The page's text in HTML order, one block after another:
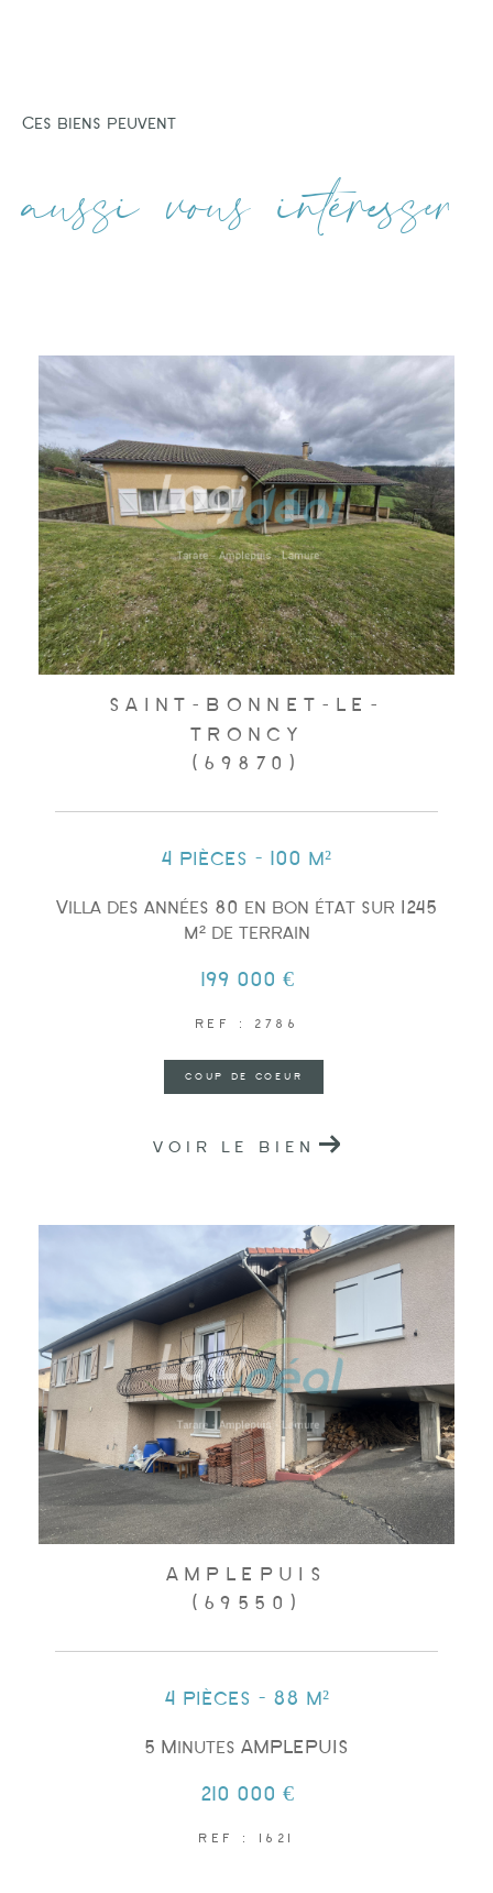
Ces biens peuvent
aussi vous intéresser
SAINT-BONNET-LE-
TRONCY
(69870)
4 pièces - 100 m²
Villa des années 80 en bon état sur 1245
m² de terrain
199 000 €
REF : 2786
COUP DE COEUR
VOIR LE BIEN
AMPLEPUIS
(69550)
4 pièces - 88 m²
5 Minutes AMPLEPUIS
210 000 €
REF : 1621